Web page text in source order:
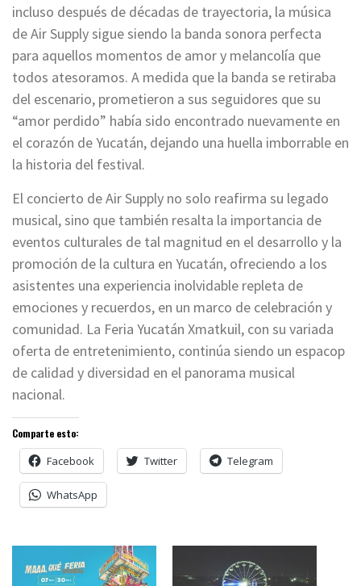
incluso después de décadas de trayectoria, la música
de Air Supply sigue siendo la banda sonora perfecta
para aquellos momentos de amor y melancolía que
todos atesoramos. A medida que la banda se retiraba
del escenario, prometieron a sus seguidores que su
“amor perdido” había sido encontrado nuevamente en
el corazón de Yucatán, dejando una huella imborrable en
la historia del festival.
El concierto de Air Supply no solo reafirma su legado
musical, sino que también resalta la importancia de
eventos culturales de tal magnitud en el desarrollo y la
promoción de la cultura en Yucatán, ofreciendo a los
asistentes una experiencia inolvidable repleta de
emociones y recuerdos, en un marco de celebración y
comunidad. La Feria Yucatán Xmatkuil, con su variada
oferta de entretenimiento, continúa siendo un espacop
de calidad y diversidad en el panorama musical
nacional.
Comparte esto:
Facebook Twitter Telegram
WhatsApp